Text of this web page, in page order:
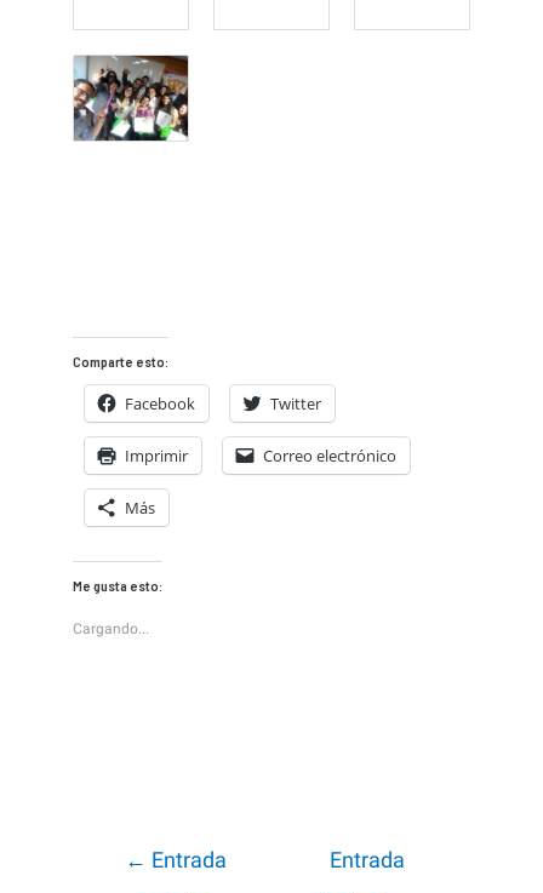
Comparte esto:
Facebook Twitter
Imprimir Correo electrónico
Más
Me gusta esto:
Cargando...
Navegación
← Entrada
Entrada